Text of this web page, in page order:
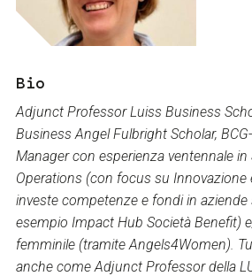
Bio
Adjunct Professor Luiss Business
Business Angel Fulbright Scholar,
Manager con esperienza ventennale in
Operations (con focus su Innovazione
investe competenze e fondi in
esempio Impact Hub Società Benefit)
femminile (tramite Angels4Women).
anche come Adjunct Professor della